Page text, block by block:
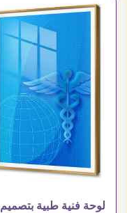
لوحة فنية طبية بتصميم